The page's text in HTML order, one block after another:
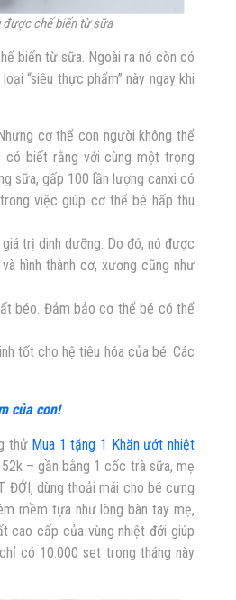
được chế biến từ sữa
biến từ sữa. Ngoài ra nó còn có
“siêu thực phẩm” này ngay khi
cơ thể con người không thể
có biết rằng với cùng một trọng
sữa, gấp 100 lần lượng canxi có
việc giúp cơ thể bé hấp thu
trị dinh dưỡng. Do đó, nó được
hình thành cơ, xương cũng như
béo. Đảm bảo cơ thể bé có thể
tốt cho hệ tiêu hóa của bé. Các
của con!
thử Mua 1 tặng 1 Khăn ướt nhiệt
– gần bằng 1 cốc trà sữa, mẹ
ĐỚI, dùng thoải mái cho bé cưng
mềm tựa như lòng bàn tay mẹ,
cao cấp của vùng nhiệt đới giúp
có 10.000 set trong tháng này